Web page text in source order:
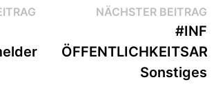
Vorheriger NÄCHSTER BEITRAG
#INF
Sonstiges